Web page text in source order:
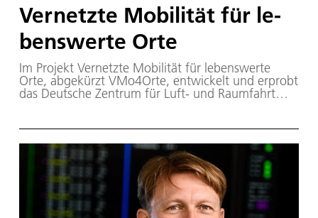
Ver­netz­te Mo­bi­li­tät für le­
bens­wer­te Or­te
Im Projekt Vernetzte Mobilität für lebenswerte
Orte, abgekürzt VMo4Orte, entwickelt und erprobt
das Deutsche Zentrum für Luft- und Raumfahrt
Dazu entwickeln die Wissenschaftlerinnen und
Wissenschaftler neue Mobilitätskonzepte. Diese
sollen klimaverträglich, wettbewerbsfähig,
bedarfsorientiert und nah an den Menschen vor
Ort sein. Die Forschenden werden dabei von
sogenannten Praxispatinnen und Praxispaten
unterstützt.